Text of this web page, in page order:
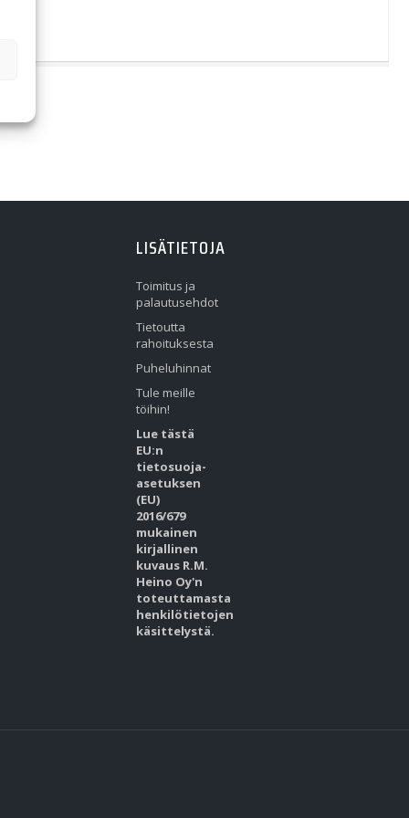
LISÄTIETOJA
Toimitus ja
palautusehdot
Tietoutta
rahoituksesta
Puheluhinnat
Tule meille
töihin!
Lue tästä
EU:n
tietosuoja-
asetuksen
(EU)
2016/679
mukainen
kirjallinen
kuvaus R.M.
Heino Oy'n
toteuttamasta
henkilötietojen
käsittelystä.